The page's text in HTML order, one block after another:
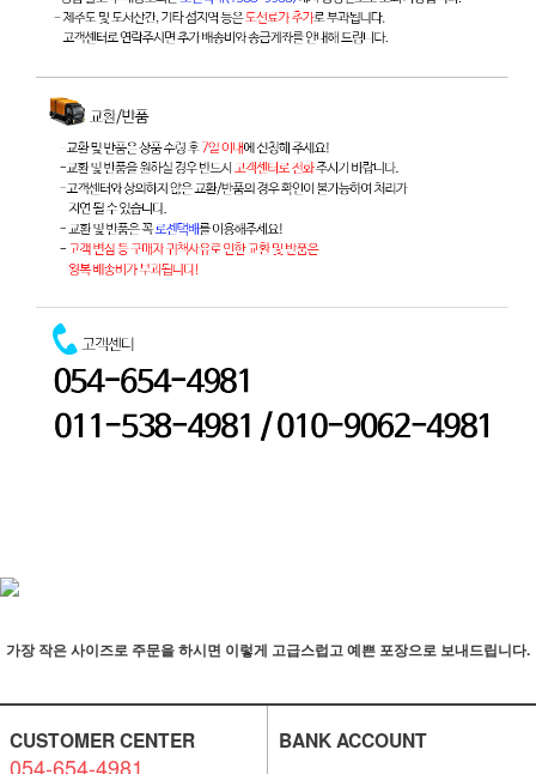
가장 작은 사이즈로 주문을 하시면 이렇게 고급스럽고 예쁜 포장으로 보내드립니다.
CUSTOMER CENTER
054-654-4981
BANK ACCOUNT